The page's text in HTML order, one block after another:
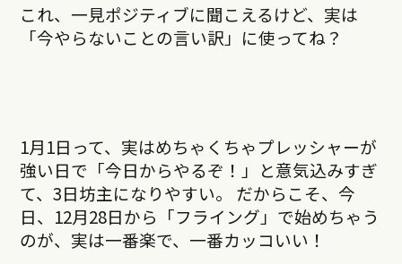
これ、一見ポジティブに聞こえるけど、実は
「今やらないことの言い訳」に使ってね？
1月1日って、実はめちゃくちゃプレッシャーが
強い日で「今日からやるぞ！」と意気込みすぎ
て、3日坊主になりやすい。 だからこそ、今
日、12月28日から「フライング」で始めちゃう
のが、実は一番楽で、一番カッコいい！